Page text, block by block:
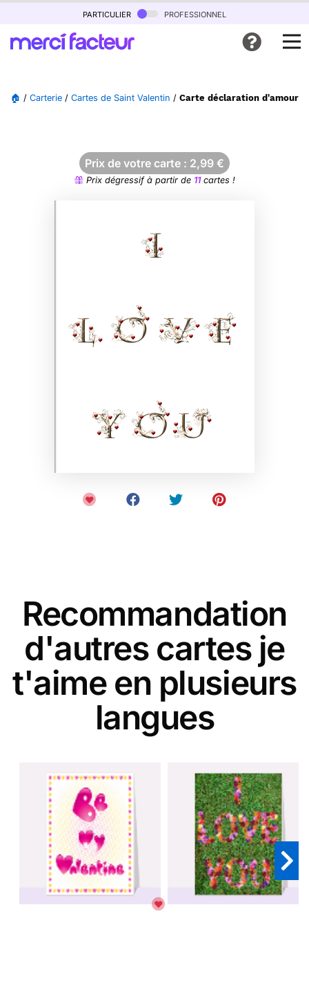
particulier professionnel
🏠 / Carterie / Cartes de Saint Valentin / Carte déclaration d'amour
Prix de votre carte : 2,99 €
Prix dégressif à partir de 11cartes !
Recommandation
d'autres cartes je
t'aime en plusieurs
langues